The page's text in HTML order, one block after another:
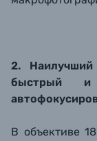
2. Наилучший
быстрый и
В объективе